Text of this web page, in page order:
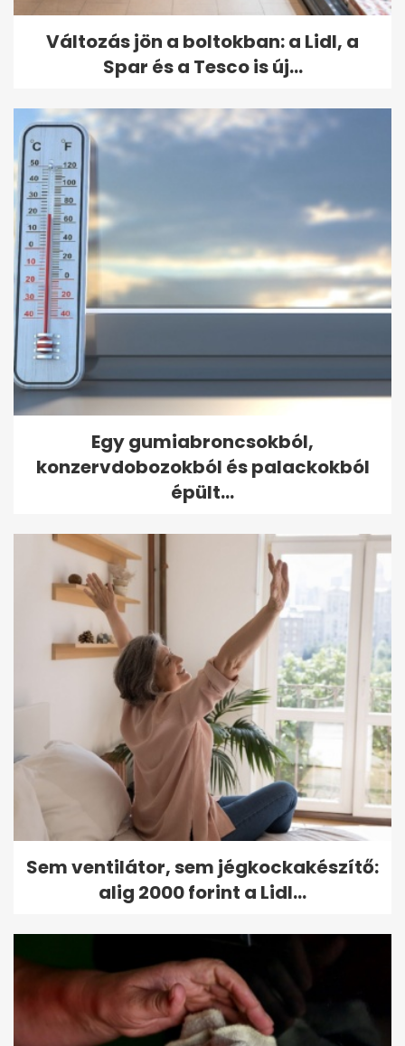
Változás jön a boltokban: a Lidl, a
Spar és a Tesco is új...
Egy gumiabroncsokból,
konzervdobozokból és palackokból
épült...
Sem ventilátor, sem jégkockakészítő:
alig 2000 forint a Lidl...